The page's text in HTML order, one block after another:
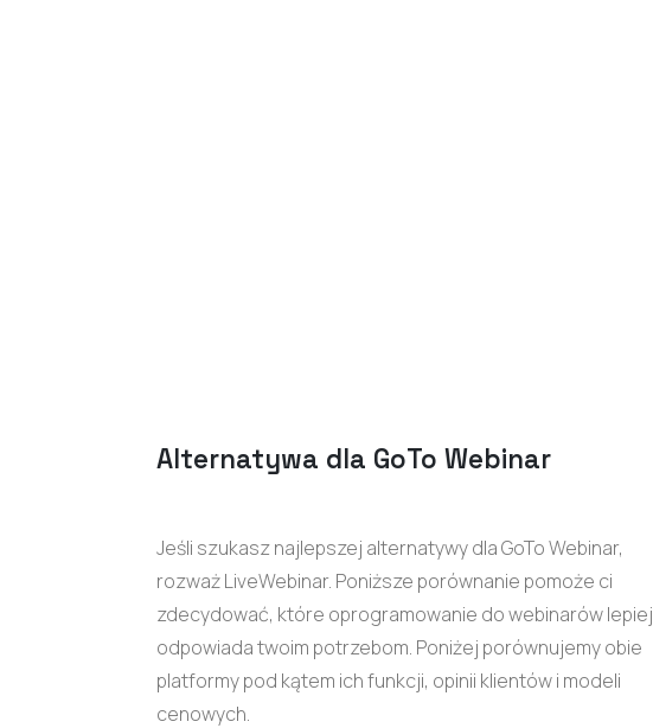
Alternatywa dla GoTo Webinar
Jeśli szukasz najlepszej alternatywy dla GoTo Webinar,
rozważ LiveWebinar. Poniższe porównanie pomoże ci
zdecydować, które oprogramowanie do webinarów lepiej
odpowiada twoim potrzebom. Poniżej porównujemy obie
platformy pod kątem ich funkcji, opinii klientów i modeli
cenowych.